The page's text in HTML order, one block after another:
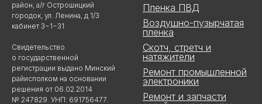
район, а/г Острошицкий
городок, ул. Ленина, д 1/3
кабинет 3−1−31
Свидетельство
о государственной
регистрации выдано Минский
райисполком на основании
решения от 06.02.2014
№ 247829. УНП: 691756477.
Пленка ПВД
Воздушно-пузырчатая
пленка
Скотч, стретч и
натяжители
Ремонт промышленной
электроники
Ремонт и запчасти